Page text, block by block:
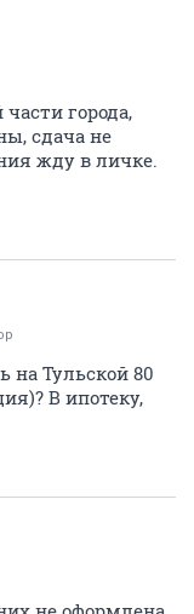
города,
сдача не
жду в личке.
на Тульской 80
В ипотеку,